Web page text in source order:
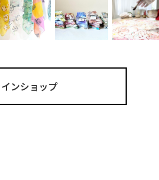
ンショップ